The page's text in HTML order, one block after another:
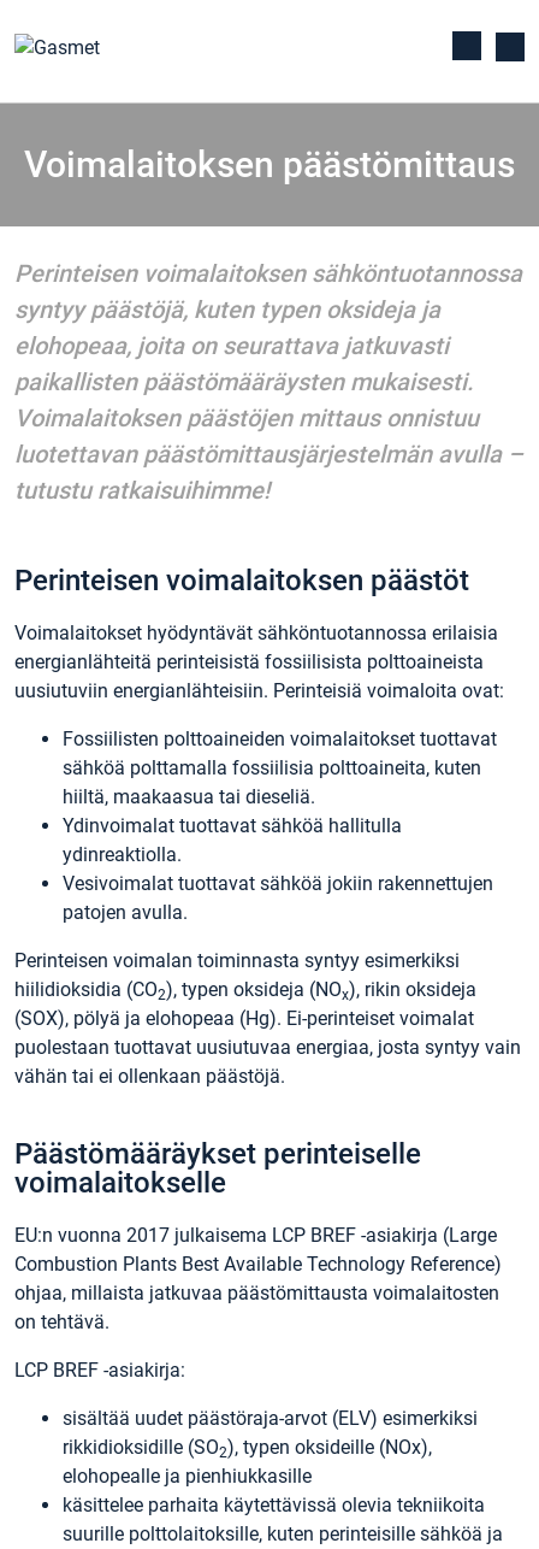
Voimalaitoksen päästömittaus
Perinteisen voimalaitoksen sähköntuotannossa
syntyy päästöjä, kuten typen oksideja ja
elohopeaa, joita on seurattava jatkuvasti
paikallisten päästömääräysten mukaisesti.
Voimalaitoksen päästöjen mittaus onnistuu
luotettavan päästömittausjärjestelmän avulla –
tutustu ratkaisuihimme!
Perinteisen voimalaitoksen päästöt
Voimalaitokset hyödyntävät sähköntuotannossa erilaisia
energianlähteitä perinteisistä fossiilisista polttoaineista
uusiutuviin energianlähteisiin. Perinteisiä voimaloita ovat:
Fossiilisten polttoaineiden voimalaitokset tuottavat
sähköä polttamalla fossiilisia polttoaineita, kuten
hiiltä, ​​maakaasua tai dieseliä.
Ydinvoimalat tuottavat sähköä hallitulla
ydinreaktiolla.
Vesivoimalat tuottavat sähköä jokiin rakennettujen
patojen avulla.
Perinteisen voimalan toiminnasta syntyy esimerkiksi
hiilidioksidia (CO2), typen oksideja (NOx), rikin oksideja
(SOX), pölyä ja elohopeaa (Hg). Ei-perinteiset voimalat
puolestaan tuottavat uusiutuvaa energiaa, josta syntyy vain
vähän tai ei ollenkaan päästöjä.
Päästömääräykset perinteiselle
voimalaitokselle
EU:n vuonna 2017 julkaisema LCP BREF -asiakirja (Large
Combustion Plants Best Available Technology Reference)
ohjaa, millaista jatkuvaa päästömittausta voimalaitosten
on tehtävä.
LCP BREF -asiakirja:
sisältää uudet päästöraja-arvot (ELV) esimerkiksi
rikkidioksidille (SO2), typen oksideille (NOx),
elohopealle ja pienhiukkasille
käsittelee parhaita käytettävissä olevia tekniikoita
suurille polttolaitoksille, kuten perinteisille sähköä ja